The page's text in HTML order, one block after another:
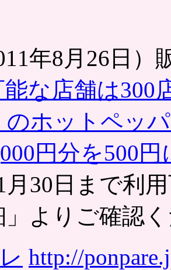
年8月26日）
能な店舗は
のホットペッ
円分を500
月30日まで利
」よりご確認
http://